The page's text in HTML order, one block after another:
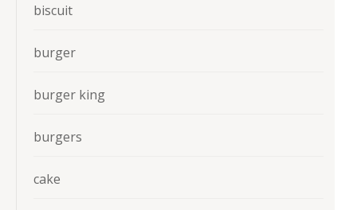
biscuit
burger
burger king
burgers
cake